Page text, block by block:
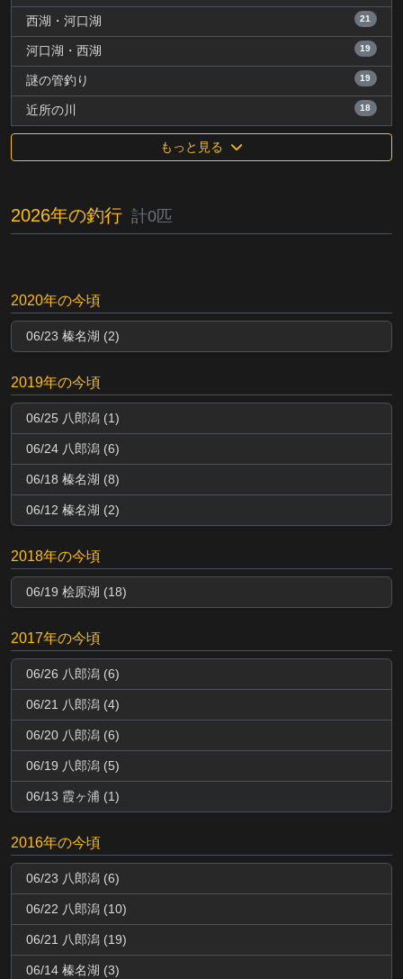
西湖・河口湖 21
河口湖・西湖 19
謎の管釣り 19
近所の川 18
もっと見る
2026年の釣行 計0匹
2020年の今頃
06/23 榛名湖 (2)
2019年の今頃
06/25 八郎潟 (1)
06/24 八郎潟 (6)
06/18 榛名湖 (8)
06/12 榛名湖 (2)
2018年の今頃
06/19 桧原湖 (18)
2017年の今頃
06/26 八郎潟 (6)
06/21 八郎潟 (4)
06/20 八郎潟 (6)
06/19 八郎潟 (5)
06/13 霞ヶ浦 (1)
2016年の今頃
06/23 八郎潟 (6)
06/22 八郎潟 (10)
06/21 八郎潟 (19)
06/14 榛名湖 (3)